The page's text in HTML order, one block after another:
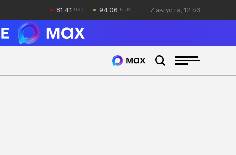
81.41 94.06 7 августа, 12:53